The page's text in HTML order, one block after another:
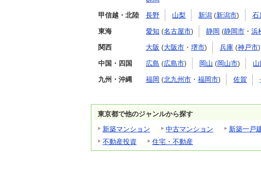
甲信越・北陸 長野 山梨 新潟 (新潟市) 石
東海 愛知 (名古屋市) 静岡 (静岡市 ・浜
関西 大阪 (大阪市 ・ 堺市) 兵庫 (神戸市)
中国・四国 広島 (広島市) 岡山 (岡山市) 山
九州・沖縄 福岡 (北九州市 ・ 福岡市) 佐賀
東京都で他のジャンルから探す
新築マンション
中古マンション 新築一戸
不動産投資
住宅・不動産